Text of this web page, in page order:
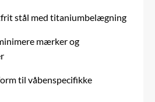
stål med titaniumbelægning
mærker og
til våbenspecifikke